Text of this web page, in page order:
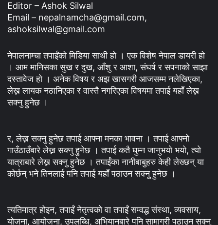
Editor – Ashok Silwal
Email – nepalnamcha@gmail.com,
ashoksilwal@gmail.com
नेपालनाम्चा तपाईंको मिडिया साथी हो । एक विशेष नेपाल डायरी हो
। आम मानिसका सुख र दुख, आँशु र आशा, संघर्ष र सपनाको साझा
दस्तावेज हो । अनेक विषय र अझ खासगरी आजसम्म नलेखिएका,
लेख्न लायक नठानिएका र वास्तै नगरिएका विषयमा तपाई यहाँ लेख्न
सक्नु हुनेछ ।
र, लेख्न सक्नु हुनेछ तपाई आफ्ना मनका भावना । तपाई आफ्नो
गाउँठाउँबारे लेख्न सक्नु हुनेछ । तपाई कतै घुम्न जानुभयो भयो, त्यो
यात्राबारे लेख्न सक्नु हुनेछ । तपाईंका नानीबाबुहरु केही लेख्छन् या
कोर्छन् भने तिनलाई पनि तपाई यहाँ पठाउन सक्नु हुनेछ ।
त्यतिमात्र होइन, तपाईं नेतृत्वको वा तपाईं सम्वद्ध संस्था, व्यवसाय,
योजना, आयोजना, उपलब्धि, अभियानबारे पनि सामाग्री पठाउन सक्नु